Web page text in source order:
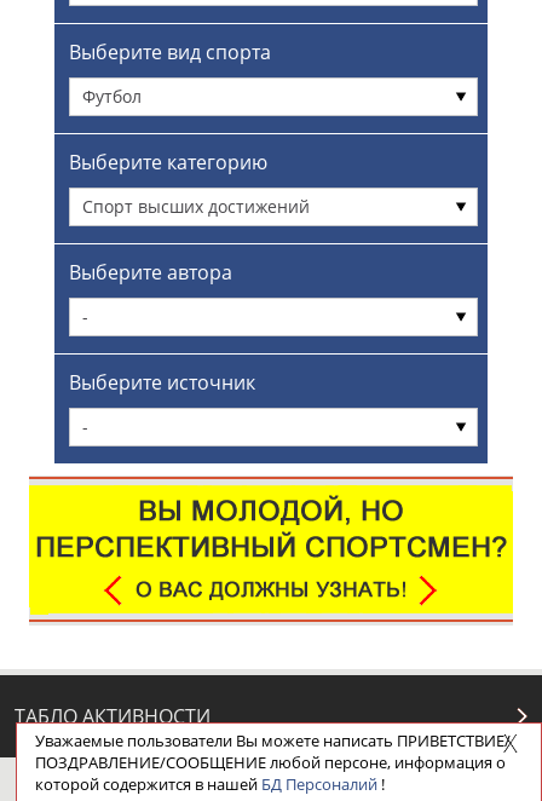
Выберите вид спорта
Футбол
Выберите категорию
Спорт высших достижений
Выберите автора
-
Выберите источник
-
ТАБЛО АКТИВНОСТИ
Уважаемые пользователи Вы можете написать ПРИВЕТСТВИЕ/
ПОЗДРАВЛЕНИЕ/СООБЩЕНИЕ любой персоне, информация о
которой содержится в нашей БД Персоналий!